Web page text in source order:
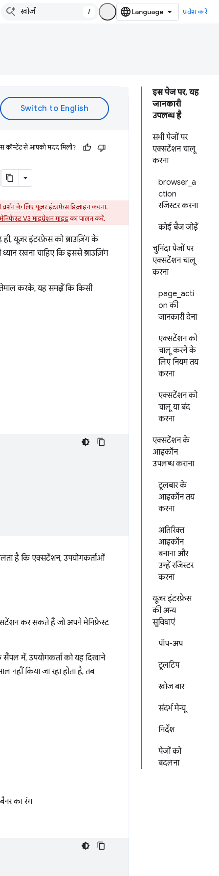
/ प्रवेश करें
इस पेज पर, यह
जानकारी
उपलब्ध है
सभी पेजों पर
एक्सटेंशन चालू
करना
browser_a
ction
रजिस्टर करना
कोई बैज जोड़ें
चुनिंदा पेजों पर
एक्सटेंशन चालू
करना
page_acti
on की
जानकारी देना
एक्सटेंशन को
चालू करने के
लिए नियम तय
करना
एक्सटेंशन को
चालू या बंद
करना
एक्सटेंशन के
आइकॉन
उपलब्ध कराना
टूलबार के
आइकॉन तय
करना
अतिरिक्त
आइकॉन
बनाना और
उन्हें रजिस्टर
करना
यूज़र इंटरफ़ेस
की अन्य
सुविधाएं
पॉप-अप
टूलटिप
खोज बार
संदर्भ मेन्यू
निर्देश
पेजों को
बदलना
कॉन्टेंट से आपको मदद मिली?
के लिए यूज़र इंटरफ़ेस डिज़ाइन करना.
मेनिफ़ेस्ट V3 माइग्रेशन गाइडका पालन करें.
यूज़र इंटरफ़ेस को ब्राउज़िंग के
रखना चाहिए कि इससे ब्राउज़िंग
करके, यह समझें कि किसी
है कि एक्सटेंशन, उपयोगकर्ताओं
कर सकते हैं जो अपने मेनिफ़ेस्ट
में, उपयोगकर्ता को यह दिखाने
नहीं किया जा रहा होता है, तब
का रंग